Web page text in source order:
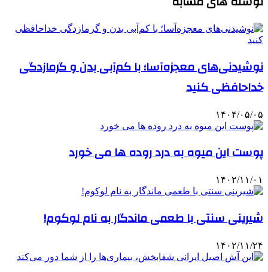
نوشیدنی‌های معجزه‌آسا؛ با کم‌آبی بدن و گرمازدگی
خداحافظی کنید
۱۴۰۴/۰۵/۰۵
پوست این میوه به درد روده‌ ها می خورد
۱۴۰۲/۱۱/۰۱
شیرینی سنتی با طعمی ماندگار به نام لوکوم!
۱۴۰۲/۱۱/۲۴